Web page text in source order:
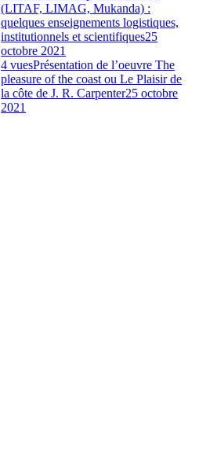
(LITAF, LIMAG, Mukanda) :
quelques enseignements logistiques,
institutionnels et scientifiques25
octobre 2021
4 vuesPrésentation de l’oeuvre The
pleasure of the coast ou Le Plaisir de
la côte de J. R. Carpenter25 octobre
2021